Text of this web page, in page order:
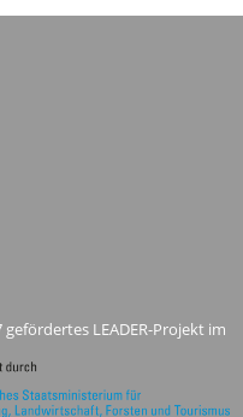
LEADER-Projekt im